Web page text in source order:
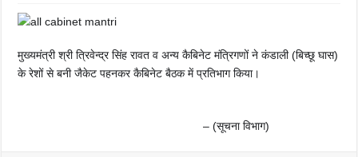
मुख्यमंत्री श्री त्रिवेन्द्र सिंह रावत व अन्य कैबिनेट मंत्रिगणों ने कंडाली (बिच्छू घास)
के रेशों से बनी जैकेट पहनकर कैबिनेट बैठक में प्रतिभाग किया।
– (सूचना विभाग)